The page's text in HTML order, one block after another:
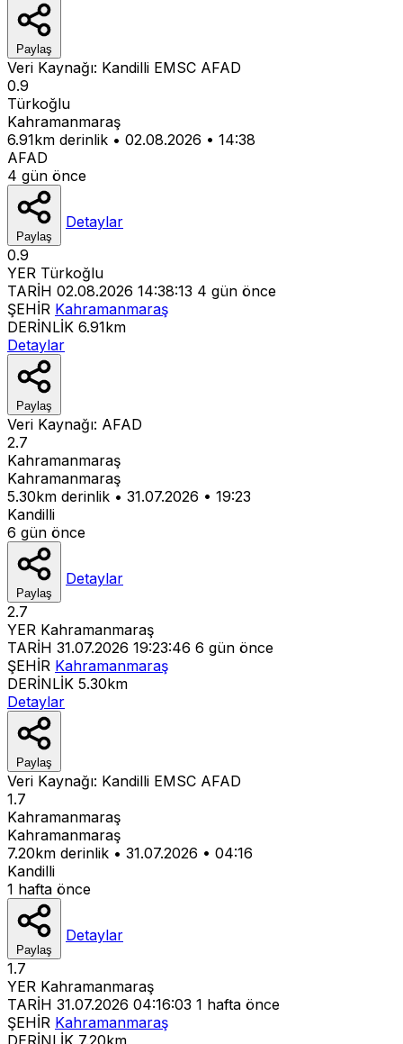
Paylaş
Veri Kaynağı: Kandilli EMSC AFAD
0.9
Türkoğlu
Kahramanmaraş
6.91km derinlik • 02.08.2026 • 14:38
AFAD
4 gün önce
Paylaş
Detaylar
0.9
YER Türkoğlu
TARİH 02.08.2026 14:38:13 4 gün önce
ŞEHİR Kahramanmaraş
DERİNLİK 6.91km
Detaylar
Paylaş
Veri Kaynağı: AFAD
2.7
Kahramanmaraş
Kahramanmaraş
5.30km derinlik • 31.07.2026 • 19:23
Kandilli
6 gün önce
Paylaş
Detaylar
2.7
YER Kahramanmaraş
TARİH 31.07.2026 19:23:46 6 gün önce
ŞEHİR Kahramanmaraş
DERİNLİK 5.30km
Detaylar
Paylaş
Veri Kaynağı: Kandilli EMSC AFAD
1.7
Kahramanmaraş
Kahramanmaraş
7.20km derinlik • 31.07.2026 • 04:16
Kandilli
1 hafta önce
Paylaş
Detaylar
1.7
YER Kahramanmaraş
TARİH 31.07.2026 04:16:03 1 hafta önce
ŞEHİR Kahramanmaraş
DERİNLİK 7.20km